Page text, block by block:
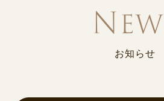
お知らせ